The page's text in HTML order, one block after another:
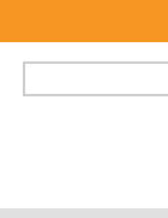
FORMULAIRE DE